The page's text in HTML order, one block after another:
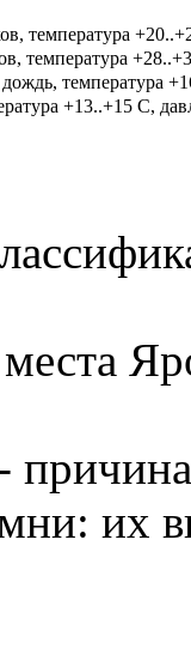
температура
температура
температура
+13..+15 С,
их